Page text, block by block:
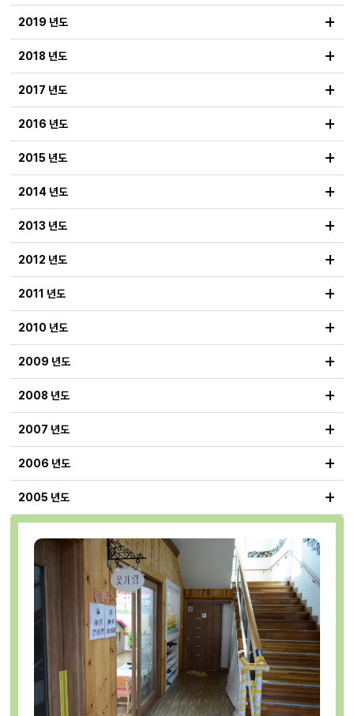
2019 년도 +
2018 년도 +
2017 년도 +
2016 년도 +
2015 년도 +
2014 년도 +
2013 년도 +
2012 년도 +
2011 년도 +
2010 년도 +
2009 년도 +
2008 년도 +
2007 년도 +
2006 년도 +
2005 년도 +